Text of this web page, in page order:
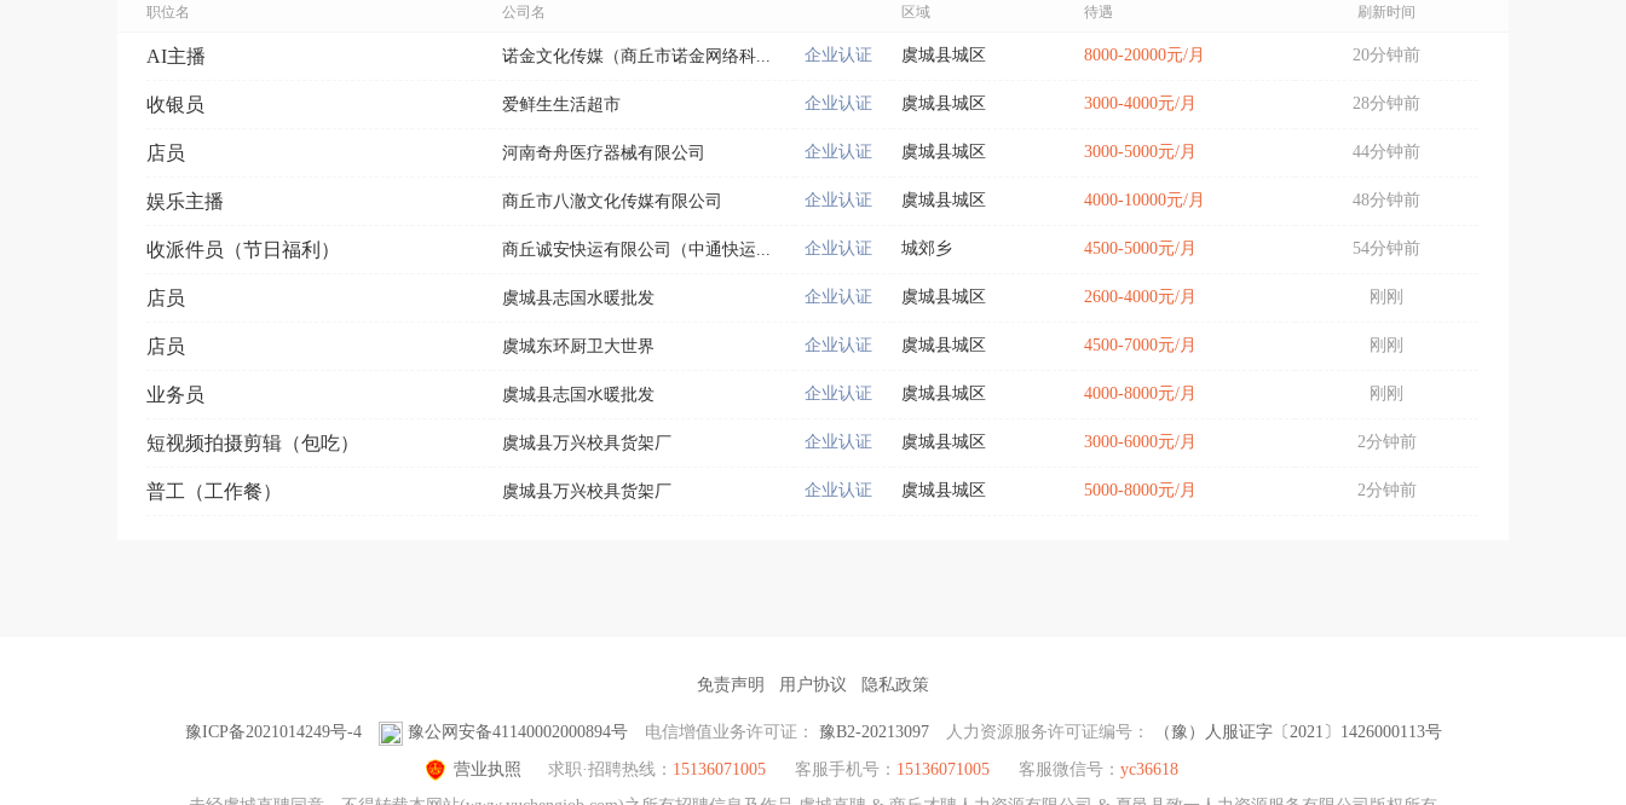
职位名 公司名 区域 待遇 刷新时间
AI主播 诺金文化传媒（商丘市诺金网络科... 企业认证 虞城县城区 8000-20000元/月 20分钟前
收银员 爱鲜生生活超市 企业认证 虞城县城区 3000-4000元/月 28分钟前
店员 河南奇舟医疗器械有限公司 企业认证 虞城县城区 3000-5000元/月 44分钟前
娱乐主播 商丘市八澈文化传媒有限公司 企业认证 虞城县城区 4000-10000元/月 48分钟前
收派件员（节日福利） 商丘诚安快运有限公司（中通快运... 企业认证 城郊乡 4500-5000元/月 54分钟前
店员 虞城县志国水暖批发 企业认证 虞城县城区 2600-4000元/月 刚刚
店员 虞城东环厨卫大世界 企业认证 虞城县城区 4500-7000元/月 刚刚
业务员 虞城县志国水暖批发 企业认证 虞城县城区 4000-8000元/月 刚刚
短视频拍摄剪辑（包吃） 虞城县万兴校具货架厂 企业认证 虞城县城区 3000-6000元/月 2分钟前
普工（工作餐） 虞城县万兴校具货架厂 企业认证 虞城县城区 5000-8000元/月 2分钟前
免责声明 用户协议 隐私政策
豫ICP备2021014249号-4 豫公网安备41140002000894号 电信增值业务许可证： 豫B2-20213097 人力资源服务许可证编号： （豫）人服证字〔2021〕1426000113号
营业执照 求职·招聘热线： 15136071005 客服手机号： 15136071005 客服微信号： yc36618